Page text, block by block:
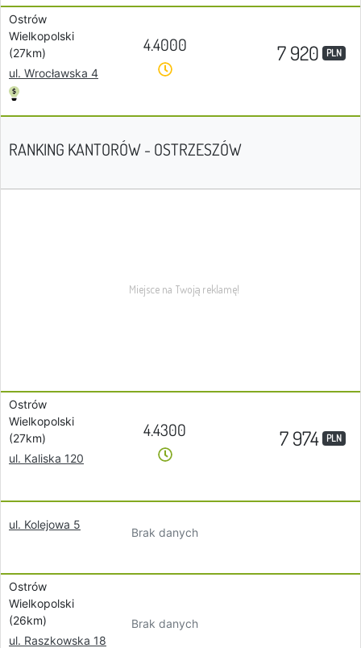
Ostrów
Wielkopolski
(27km)
ul. Wrocławska 4
4.4000 7 920 PLN
RANKING KANTORÓW - OSTRZESZÓW
Ostrów
Wielkopolski
(27km)
ul. Kaliska 120
4.4300 7 974 PLN
ul. Kolejowa 5
Brak danych
Ostrów
Wielkopolski
(26km)
ul. Raszkowska 18
Brak danych